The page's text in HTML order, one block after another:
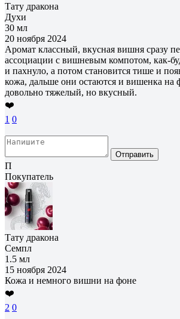
Тату дракона
Духи
30 мл
20 ноября 2024
Аромат классный, вкусная вишня сразу
ассоциации с вишневым компотом, как-
и пахнуло, а потом становится тише и
кожа, дальше они остаются и вишенка на
довольно тяжелый, но вкусный.
❤️
1 0
Отправить
П
Покупатель
Тату дракона
Семпл
1.5 мл
15 ноября 2024
Кожа и немного вишни на фоне
❤️
2 0